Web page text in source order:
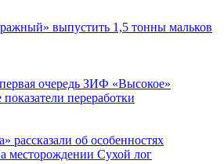
выпустить 1,5 тонны мальков
очередь ЗИФ «Высокое»
переработки
рассказали об особенностях
месторождении Сухой лог